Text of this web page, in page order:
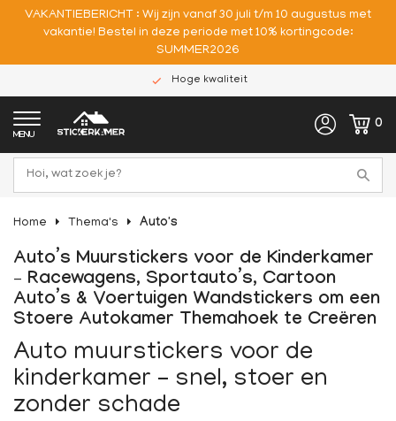
VAKANTIEBERICHT : Wij zijn vanaf 30 juli t/m 10 augustus met
vakantie! Bestel in deze periode met 10% kortingcode:
SUMMER2026
Hoge kwaliteit
MENU
0
Home Thema's Auto's
Auto’s Muurstickers voor de Kinderkamer
– Racewagens, Sportauto’s, Cartoon
Auto’s & Voertuigen Wandstickers om een
Stoere Autokamer Themahoek te Creëren
Auto muurstickers voor de
kinderkamer – snel, stoer en
zonder schade